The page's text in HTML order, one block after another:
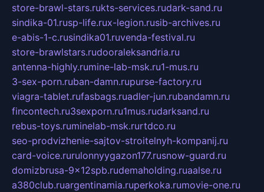
store-brawl-stars.rukts-services.rudark-sand.ru
sindika-01.rusp-life.rux-legion.rusib-archives.ru
e-abis-1-c.rusindika01.ruvenda-festival.ru
store-brawlstars.rudooraleksandria.ru
antenna-highly.rumine-lab-msk.ru1-mus.ru
3-sex-porn.ruban-damn.rupurse-factory.ru
viagra-tablet.rufasbags.ruadler-jun.rubandamn.ru
fincontech.ru3sexporn.ru1mus.rudarksand.ru
rebus-toys.ruminelab-msk.rurtdco.ru
seo-prodvizhenie-sajtov-stroitelnyh-kompanij.ru
card-voice.rurulonnyygazon177.rusnow-guard.ru
domizbrusa-9x12spb.rudemaholding.ruaalse.ru
a380club.ruargentinamia.ruperkoka.rumovie-one.ru